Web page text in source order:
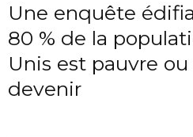
Une enquête
80 % de la
Unis est pauvre
devenir